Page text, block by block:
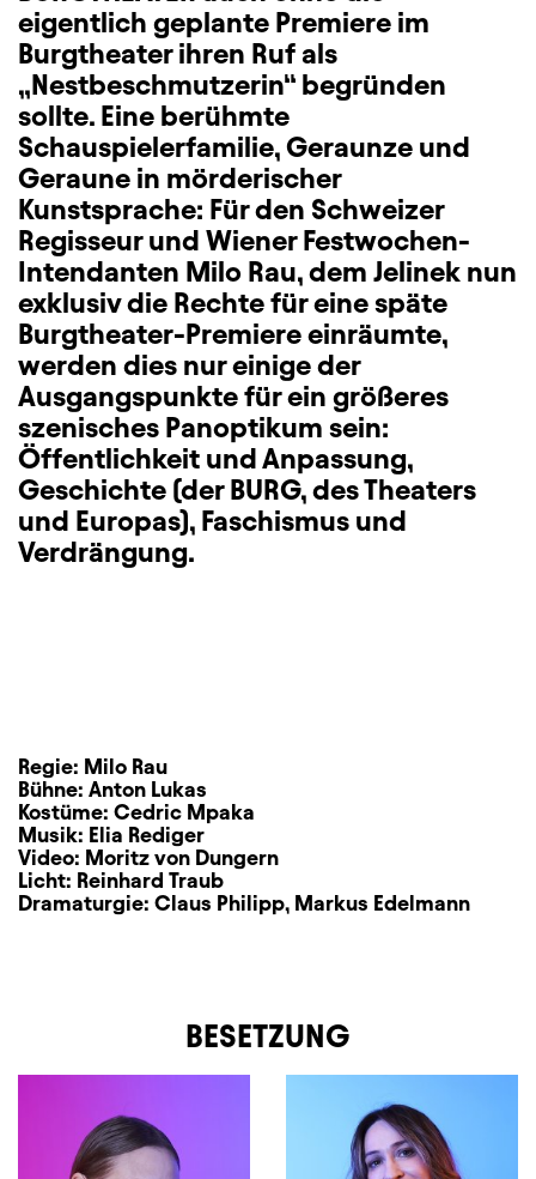
eigentlich geplante Premiere im
Burgtheater ihren Ruf als
„Nestbeschmutzerin“ begründen
sollte. Eine berühmte
Schauspielerfamilie, Geraunze und
Geraune in mörderischer
Kunstsprache: Für den Schweizer
Regisseur und Wiener Festwochen-
Intendanten Milo Rau, dem Jelinek nun
exklusiv die Rechte für eine späte
Burgtheater-Premiere einräumte,
werden dies nur einige der
Ausgangspunkte für ein größeres
szenisches Panoptikum sein:
Öffentlichkeit und Anpassung,
Geschichte (der BURG, des Theaters
und Europas), Faschismus und
Verdrängung.
Regie: Milo Rau
Bühne: Anton Lukas
Kostüme: Cedric Mpaka
Musik: Elia Rediger
Video: Moritz von Dungern
Licht: Reinhard Traub
Dramaturgie: Claus Philipp, Markus Edelmann
BESETZUNG